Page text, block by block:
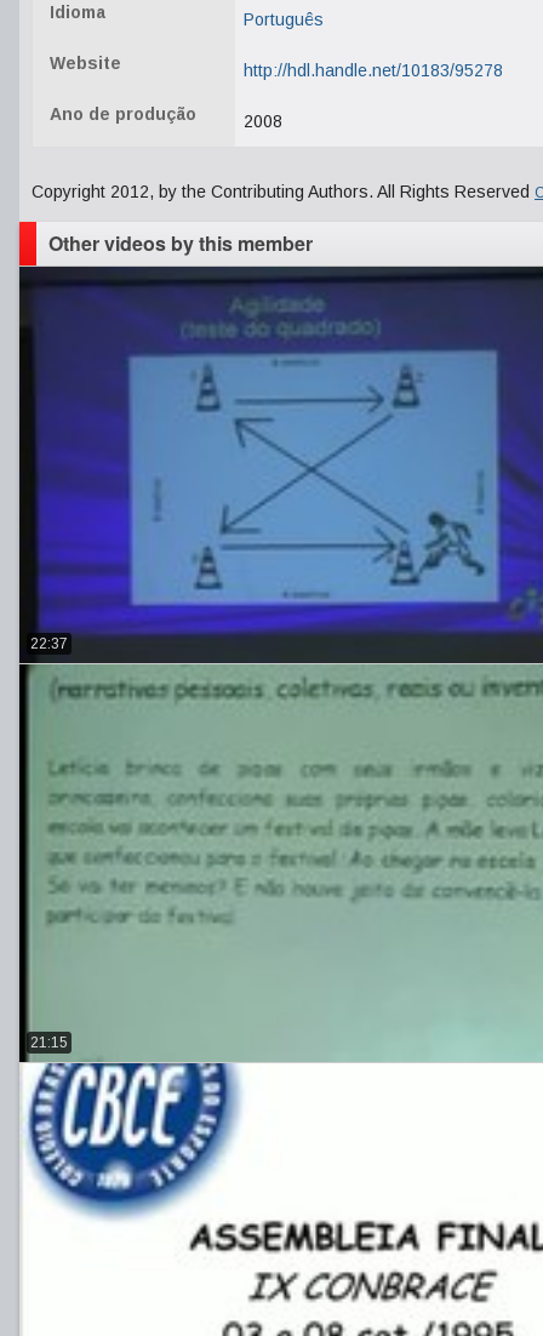
Idioma Português
Website http://hdl.handle.net/10183/95278
Ano de produção 2008
Copyright 2012, by the Contributing Authors. All Rights Reserved
Other videos by this member
22:37
21:15